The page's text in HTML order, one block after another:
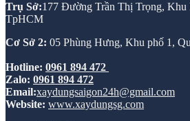
Trụ Sở:177 Đường Trần Thị Trọng, Khu
TpHCM
Cơ Sở 2: 05 Phùng Hưng, Khu phố 1,
Hotline: 0961 894 472
Zalo: 0961 894 472
Email:xaydungsaigon24h@gmail.com
Website: www.xaydungsg.com